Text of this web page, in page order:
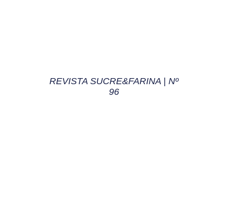
REVISTA SUCRE&FARINA | Nº
96